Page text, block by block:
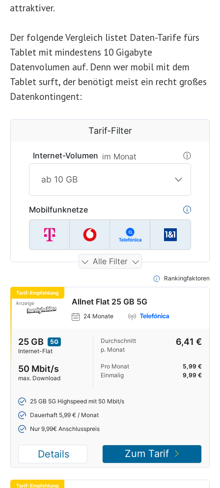
attraktiver.
Der folgende Vergleich listet Daten-Tarife fürs
Tablet mit mindestens 10 Gigabyte
Datenvolumen auf. Denn wer mobil mit dem
Tablet surft, der benötigt meist ein recht großes
Datenkontingent: